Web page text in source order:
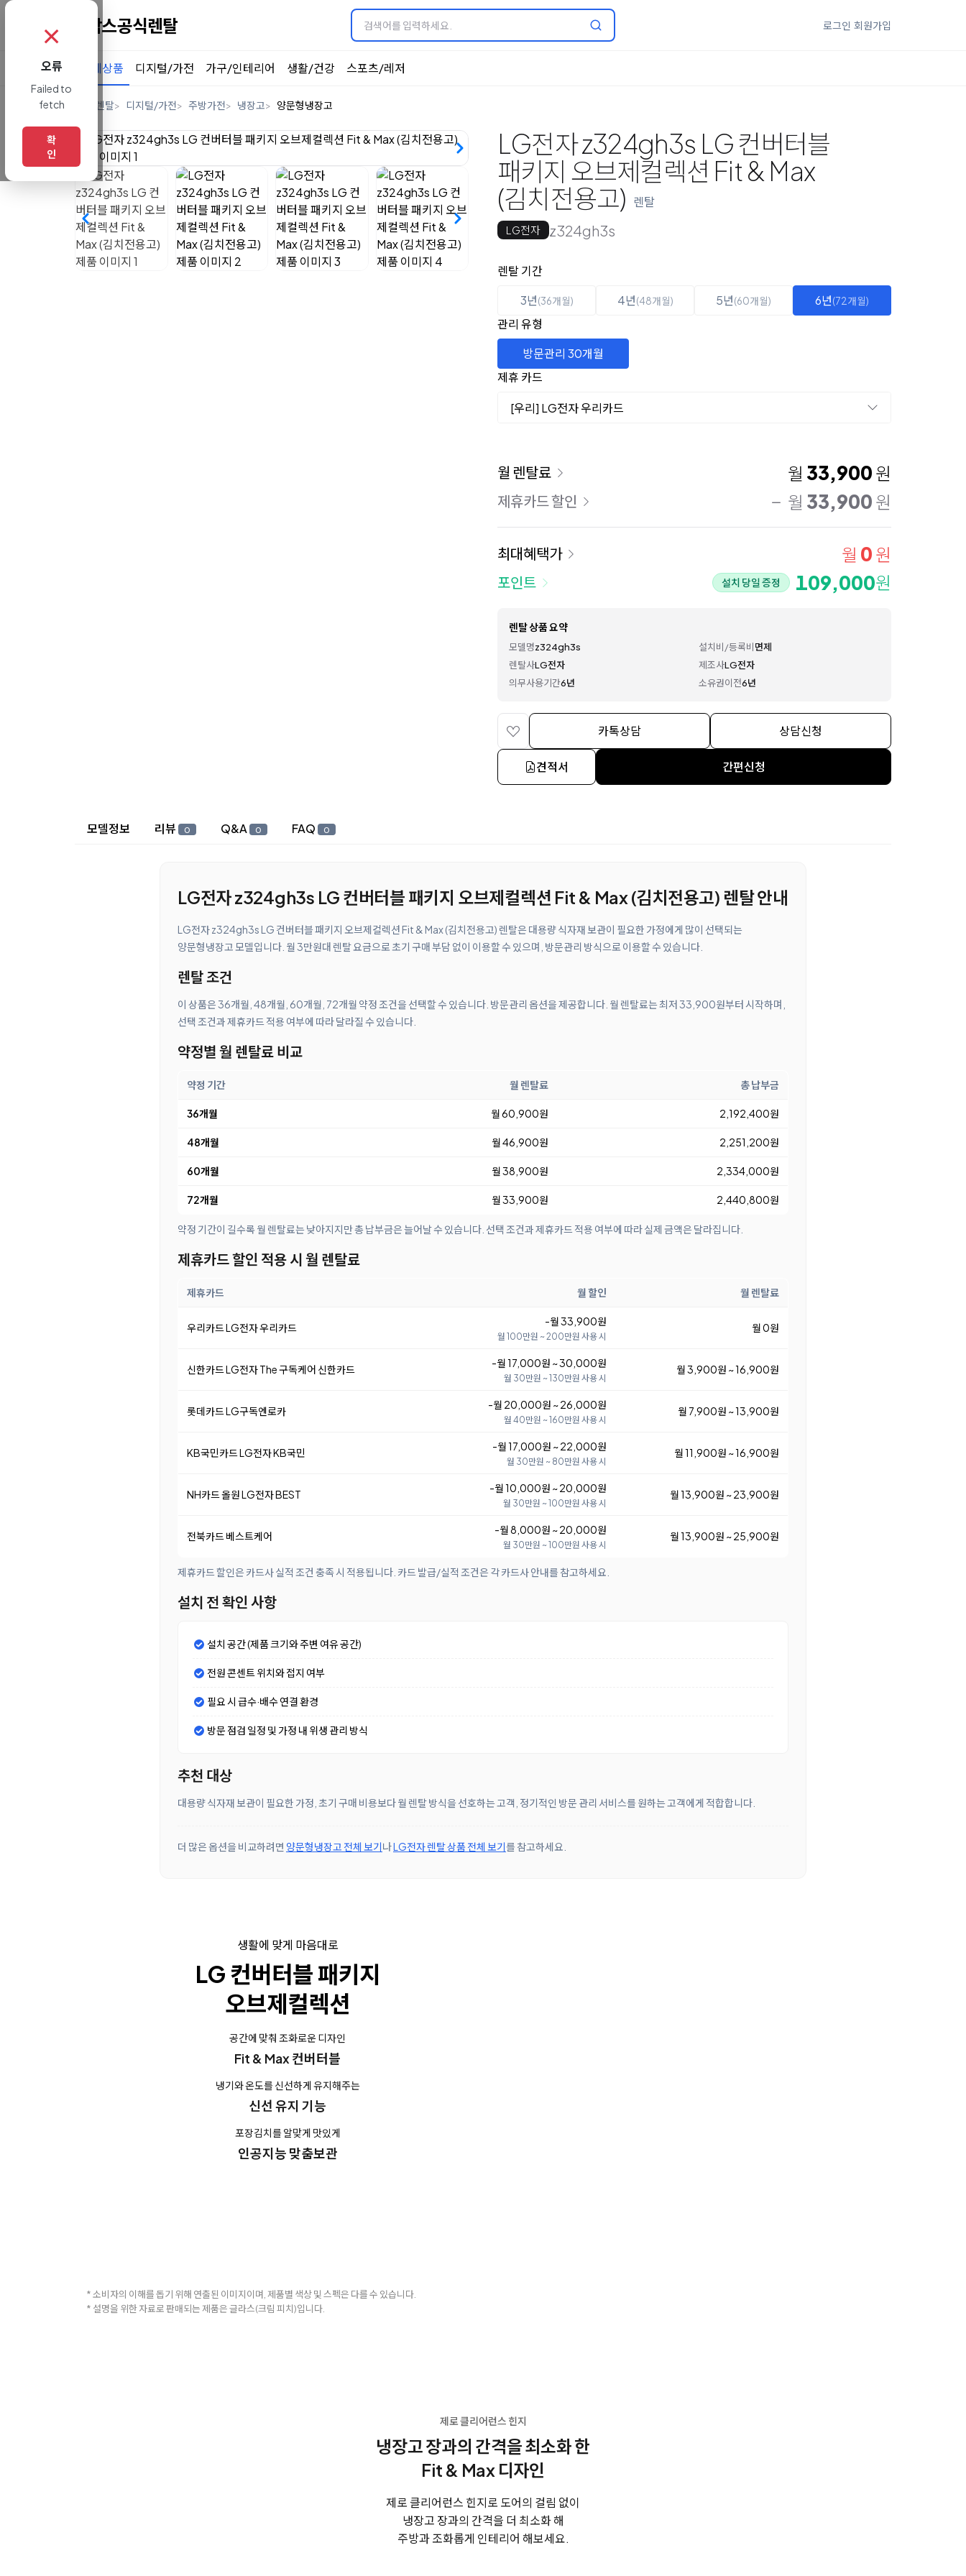
로그인 회원가입
전체상품 디지털/가전 가구/인테리어 생활/건강 스포츠/레저
렌탈 디지털/가전 주방가전 냉장고 양문형냉장고
LG전자 z324gh3s LG 컨버터블
패키지 오브제컬렉션 Fit & Max
(김치전용고) 렌탈
LG전자 z324gh3s
옵션 선택
렌탈 선택
렌탈 기간
3년(36개월) 4년(48개월) 5년(60개월) 6년(72개월)
관리 유형
방문관리 30개월
제휴 카드
[우리] LG전자 우리카드
이용 요금
월 렌탈료 월 33,900 원
제휴카드 할인 월 33,900 원
최대혜택가 월 0 원
포인트 설치 당일 증정 109,000원
렌탈 상품 요약
모델명z324gh3s 설치비/등록비면제
렌탈사LG전자 제조사LG전자
의무사용기간6년 소유권이전6년
카톡상담 상담신청
견적서 간편신청
상세 정보
모델정보 리뷰 0 Q&A 0 FAQ 0
LG전자 z324gh3s LG 컨버터블 패키지 오브제컬렉션 Fit & Max (김치전용고) 렌탈 안내
LG전자 z324gh3s LG 컨버터블 패키지 오브제컬렉션 Fit & Max (김치전용고) 렌탈은 대용량 식자재 보관이 필요한 가정에게 많이 선택되는
양문형냉장고 모델입니다. 월 3만원대 렌탈 요금으로 초기 구매 부담 없이 이용할 수 있으며, 방문관리 방식으로 이용할 수 있습니다.
렌탈 조건
이 상품은 36개월, 48개월, 60개월, 72개월 약정 조건을 선택할 수 있습니다. 방문관리 옵션을 제공합니다. 월 렌탈료는 최저 33,900원부터 시작하며,
선택 조건과 제휴카드 적용 여부에 따라 달라질 수 있습니다.
약정별 월 렌탈료 비교
약정 기간 월 렌탈료 총 납부금
36개월 월 60,900원 2,192,400원
48개월 월 46,900원 2,251,200원
60개월 월 38,900원 2,334,000원
72개월 월 33,900원 2,440,800원
약정 기간이 길수록 월 렌탈료는 낮아지지만 총 납부금은 늘어날 수 있습니다. 선택 조건과 제휴카드 적용 여부에 따라 실제 금액은 달라집니다.
제휴카드 할인 적용 시 월 렌탈료
제휴카드 월 할인 월 렌탈료
우리카드 LG전자 우리카드 -월 33,900원
월 100만원 ~ 200만원 사용 시
월 0원
신한카드 LG전자 The 구독케어 신한카드 -월 17,000원 ~ 30,000원
월 30만원 ~ 130만원 사용 시
월 3,900원 ~ 16,900원
롯데카드 LG구독엔로카 -월 20,000원 ~ 26,000원
월 40만원 ~ 160만원 사용 시
월 7,900원 ~ 13,900원
KB국민카드 LG전자 KB국민 -월 17,000원 ~ 22,000원
월 30만원 ~ 80만원 사용 시
월 11,900원 ~ 16,900원
NH카드 올원 LG전자 BEST -월 10,000원 ~ 20,000원
월 30만원 ~ 100만원 사용 시
월 13,900원 ~ 23,900원
전북카드 베스트케어 -월 8,000원 ~ 20,000원
월 30만원 ~ 100만원 사용 시
월 13,900원 ~ 25,900원
제휴카드 할인은 카드사 실적 조건 충족 시 적용됩니다. 카드 발급/실적 조건은 각 카드사 안내를 참고하세요.
설치 전 확인 사항
설치 공간 (제품 크기와 주변 여유 공간)
전원 콘센트 위치와 접지 여부
필요 시 급수·배수 연결 환경
방문 점검 일정 및 가정 내 위생 관리 방식
추천 대상
대용량 식자재 보관이 필요한 가정, 초기 구매 비용보다 월 렌탈 방식을 선호하는 고객, 정기적인 방문 관리 서비스를 원하는 고객에게 적합합니다.
더 많은 옵션을 비교하려면 양문형냉장고 전체 보기나LG전자 렌탈 상품 전체 보기를 참고하세요.
생활에 맞게 마음대로
LG 컨버터블 패키지
오브제컬렉션
공간에 맞춰 조화로운 디자인
Fit & Max 컨버터블
냉기와 온도를 신선하게 유지해주는
신선 유지 기능
포장김치를 알맞게 맛있게
인공지능 맞춤보관
* 소비자의 이해를 돕기 위해 연출된 이미지이며, 제품별 색상 및 스펙은 다를 수 있습니다.
* 설명을 위한 자료로 판매되는 제품은 글라스(크림 피치)입니다.
제로 클리어런스 힌지
냉장고 장과의 간격을 최소화 한
Fit & Max 디자인
제로 클리어런스 힌지로 도어의 걸림 없이
냉장고 장과의 간격을 더 최소화 해
주방과 조화롭게 인테리어 해보세요.
✗
오류
Failed to
fetch
확
인